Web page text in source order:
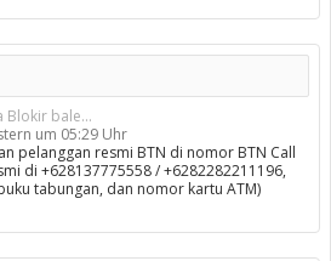
Blokir bale...
um 05:29 Uhr
pelanggan resmi BTN di nomor BTN Call
di +628137775558 / +6282282211196,
tabungan, dan nomor kartu ATM)